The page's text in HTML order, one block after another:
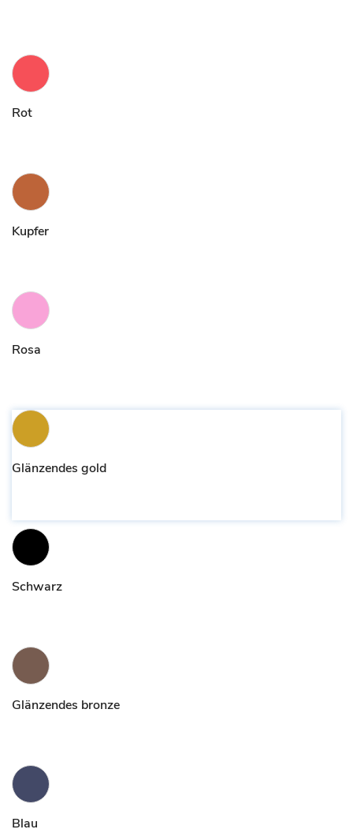
Rot
Kupfer
Rosa
Glänzendes gold
Schwarz
Glänzendes bronze
Blau